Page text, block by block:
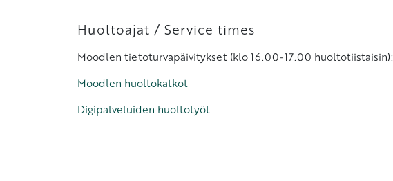
Lohkot
Huoltoajat / Service times
Moodlen tietoturvapäivitykset (klo 16.00-17.00 huoltotiistaisin):
Moodlen huoltokatkot
Digipalveluiden huoltotyöt